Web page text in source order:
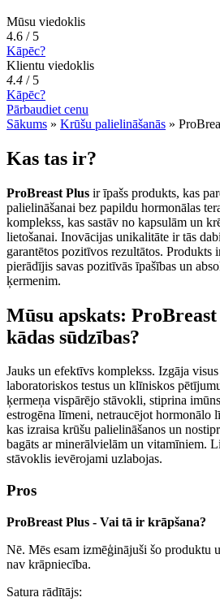
Mūsu viedoklis
4.6 / 5
Kāpēc?
Klientu viedoklis
4.4 / 5
Kāpēc?
Pārbaudiet cenu
Sākums » Krūšu palielināšanās »
Kas tas ir?
ProBreast Plus ir īpašs produkts, kas
palielināšanai bez papildu hormonālas
komplekss, kas sastāv no kapsulām un
lietošanai. Inovācijas unikalitāte ir tās
garantētos pozitīvos rezultātos.
pierādījis savas pozitīvās īpašības un
ķermenim.
Mūsu apskats:
kādas sūdzības?
Jauks un efektīvs komplekss. Izgāja
laboratoriskos testus un klīniskos
ķermeņa vispārējo stāvokli, stiprina
estrogēna līmeni, netraucējot hormonālo
kas izraisa krūšu palielināšanos un
bagāts ar minerālvielām un vitamīniem.
stāvoklis ievērojami uzlabojas.
Pros
ProBreast Plus - Vai tā ir krāpšana?
Nē. Mēs esam izmēģinājuši šo produktu
nav krāpniecība.
Satura rādītājs: